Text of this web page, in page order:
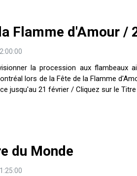
Flamme d'Amour /
la procession aux flambeaux
lors de la Fête de la Flamme
jusqu'au 21 février / Cliquez sur le
du Monde